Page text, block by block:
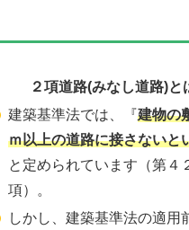
２項道路(みなし道路)と
建築基準法では、『建物の
ｍ以上の道路に接さないと
と定められています（第４
項）。
しかし、建築基準法の適用